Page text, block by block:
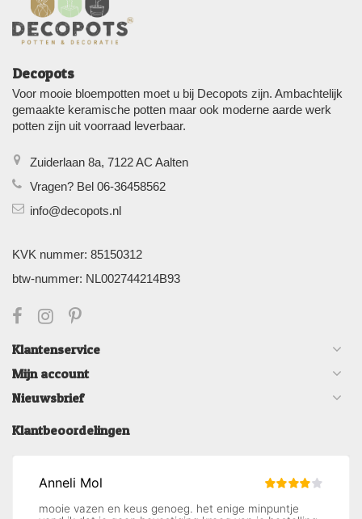
Decopots
Voor mooie bloempotten moet u bij Decopots zijn. Ambachtelijk
gemaakte keramische potten maar ook moderne aarde werk
potten zijn uit voorraad leverbaar.
Zuiderlaan 8a, 7122 AC Aalten
Vragen? Bel 06-36458562
info@decopots.nl
KVK nummer: 85150312
btw-nummer: NL002744214B93
Klantenservice
Mijn account
Nieuwsbrief
Klantbeoordelingen